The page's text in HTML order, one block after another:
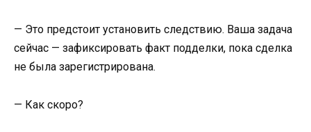
— Это предстоит установить следствию. Ваша задача
сейчас — зафиксировать факт подделки, пока сделка
не была зарегистрирована.
— Как скоро?